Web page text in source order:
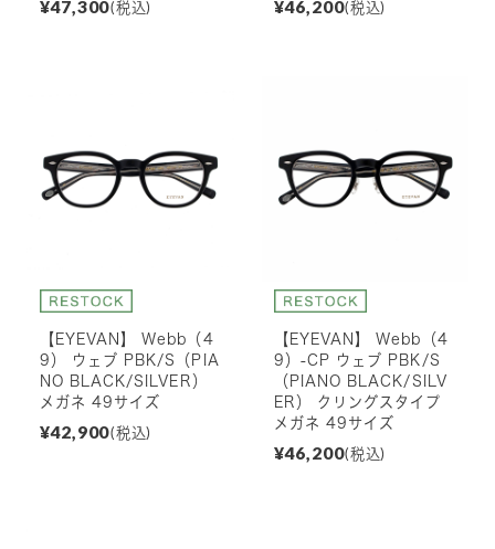
¥47,300(税込) ¥46,200(税込)
【EYEVAN】 Webb（4
9） ウェブ PBK/S（PIA
NO BLACK/SILVER）
メガネ 49サイズ
¥42,900(税込)
【EYEVAN】 Webb（4
9）-CP ウェブ PBK/S
（PIANO BLACK/SILV
ER） クリングスタイプ
メガネ 49サイズ
¥46,200(税込)